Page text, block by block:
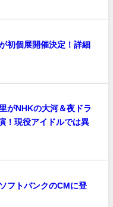
初個展開催決定！詳細
がNHKの大河＆夜ドラ
！現役アイドルでは異
フトバンクのCMに登